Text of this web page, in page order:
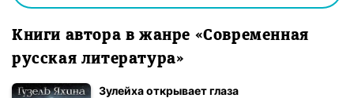
Книги автора в жанре «Современная
русская литература»
Зулейха открывает глаза